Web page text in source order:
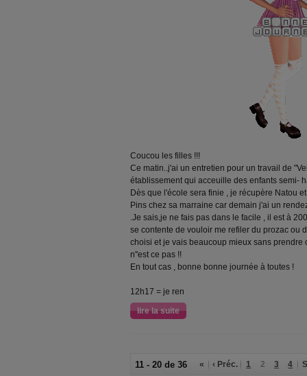
Coucou les filles !!!
Ce matin..j'ai un entretien pour un travail de
établissement qui acceuille des enfants semi-
Dès que l'école sera finie , je récupère Natou
Pins chez sa marraine car demain j'ai un
.Je sais,je ne fais pas dans le facile , il est à
se contente de vouloir me refiler du prozac ou
choisi et je vais beaucoup mieux sans prendre
n''est ce pas !!
En tout cas , bonne bonne journée à toutes !
12h17 = je ren
lire la suite
11 - 20 de 36 « ‹ Préc. 1 2 3 4